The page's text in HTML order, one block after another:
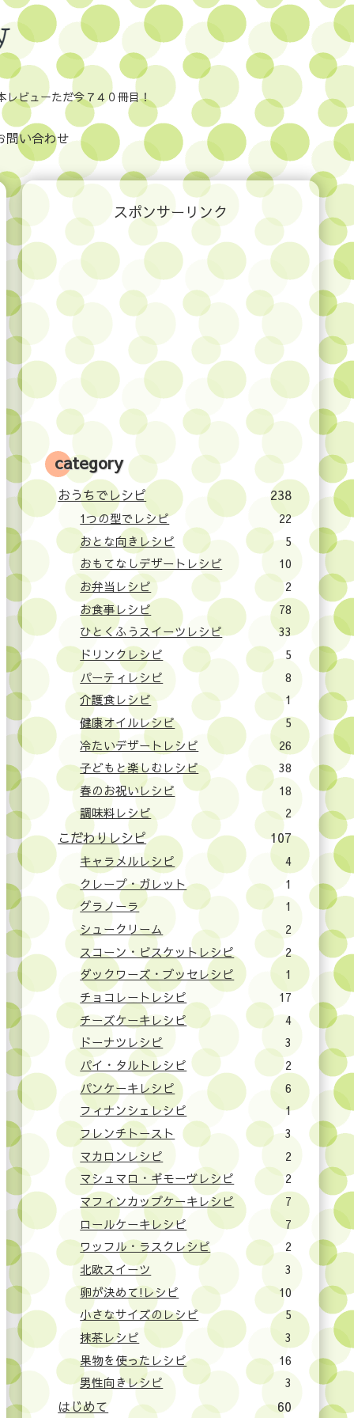
ビューただ今７４０冊目！
問い合わせ
スポンサーリンク
category
おうちでレシピ 238
1つの型でレシピ
22
おとな向きレシピ
5
おもてなしデザートレシピ
10
お弁当レシピ
2
お食事レシピ
78
ひとくふうスイーツレシピ
33
ドリンクレシピ
5
パーティレシピ
8
介護食レシピ
1
健康オイルレシピ
5
冷たいデザートレシピ
26
子どもと楽しむレシピ
38
春のお祝いレシピ
18
調味料レシピ
2
こだわりレシピ 107
キャラメルレシピ
4
クレープ・ガレット
1
グラノーラ
1
シュークリーム
2
スコーン・ビスケットレシピ
2
ダックワーズ・ブッセレシピ
1
チョコレートレシピ
17
チーズケーキレシピ
4
ドーナツレシピ
3
パイ・タルトレシピ
2
パンケーキレシピ
6
フィナンシェレシピ
1
フレンチトースト
3
マカロンレシピ
2
マシュマロ・ギモーヴレシピ
2
マフィンカップケーキレシピ
7
ロールケーキレシピ
7
ワッフル・ラスクレシピ
2
北欧スイーツ
3
卵が決めて!レシピ
10
小さなサイズのレシピ
5
抹茶レシピ
3
果物を使ったレシピ
16
男性向きレシピ
3
はじめて 60